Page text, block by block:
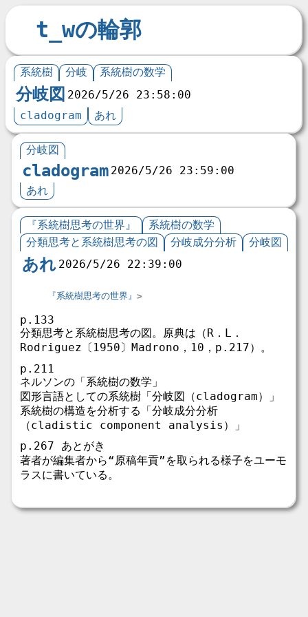
t_wの輪郭
系統樹 分岐 系統樹の数学
分岐図 2026/5/26 23:58:00
cladogram
あれ
分岐図
cladogram 2026/5/26 23:59:00
あれ
『系統樹思考の世界』
系統樹の数学
分類思考と系統樹思考の図
分岐成分分析 分岐図
あれ 2026/5/26 22:39:00
『系統樹思考の世界』
p.133
分類思考と系統樹思考の図。原典は（R．L．
Rodriguez〔1950〕Madrono，10，p.217）。
p.211
ネルソンの「系統樹の数学」
図形言語としての系統樹「分岐図（cladogram）」
系統樹の構造を分析する「分岐成分分析
（cladistic component analysis）」
p.267 あとがき
著者が編集者から“原稿年貢”を取られる様子をユーモ
ラスに書いている。